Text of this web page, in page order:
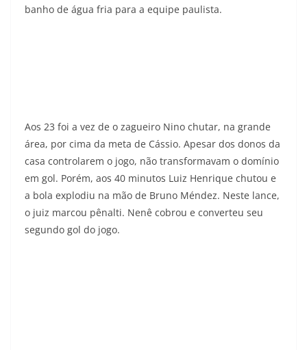
banho de água fria para a equipe paulista.
Aos 23 foi a vez de o zagueiro Nino chutar, na grande
área, por cima da meta de Cássio. Apesar dos donos da
casa controlarem o jogo, não transformavam o domínio
em gol. Porém, aos 40 minutos Luiz Henrique chutou e
a bola explodiu na mão de Bruno Méndez. Neste lance,
o juiz marcou pênalti. Nenê cobrou e converteu seu
segundo gol do jogo.